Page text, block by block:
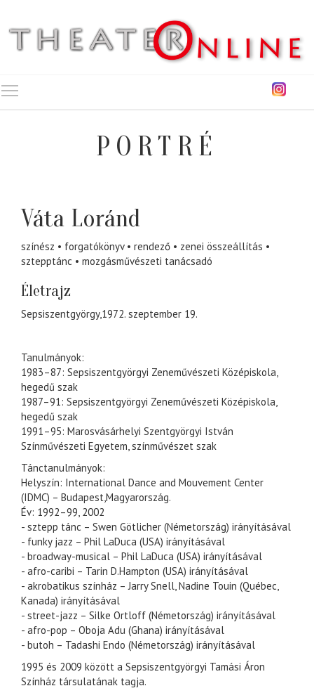
PORTRÉ
Váta Loránd
színész forgatókönyv rendező
zenei összeállítás
sztepptánc
mozgásművészeti tanácsadó
Életrajz
Sepsiszentgyörgy,1972. szeptember 19.
Tanulmányok:
1983–87: Sepsiszentgyörgyi Zeneművészeti Középiskola,
hegedű szak
1987–91: Sepsiszentgyörgyi Zeneművészeti Középiskola,
hegedű szak
1991–95: Marosvásárhelyi Szentgyörgyi István
Színművészeti Egyetem, színművészet szak
Tánctanulmányok:
Helyszín: International Dance and Mouvement Center
(IDMC) – Budapest,Magyarország.
Év: 1992–99, 2002
- sztepp tánc – Swen Götlicher (Németország) irányításával
- funky jazz – Phil LaDuca (USA) irányításával
- broadway-musical – Phil LaDuca (USA) irányításával
- afro-caribi – Tarin D.Hampton (USA) irányításával
- akrobatikus színház – Jarry Snell, Nadine Touin (Québec,
Kanada) irányításával
- street-jazz – Silke Ortloff (Németország) irányításával
- afro-pop – Oboja Adu (Ghana) irányításával
- butoh – Tadashi Endo (Németország) irányításával
1995 és 2009 között a Sepsiszentgyörgyi Tamási Áron
Színház társulatának tagja.